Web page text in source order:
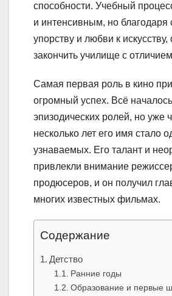
способности. Учебный
и интенсивным, но благодаря
упорству и любви к искусству,
закончить училище с
Самая первая роль в кино
огромный успех. Всё
эпизодических ролей, но уже
несколько лет его имя стало
узнаваемых. Его талант и
привлекли внимание
продюсеров, и он получил
многих известных фильмах.
Содержание
Детство
Ранние годы
Образование и первые